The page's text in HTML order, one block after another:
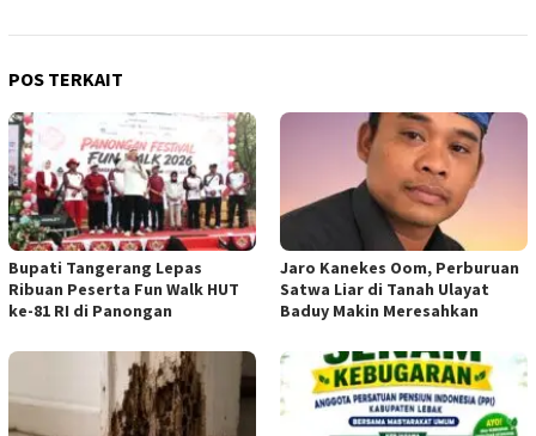
POS TERKAIT
Bupati Tangerang Lepas
Ribuan Peserta Fun Walk HUT
ke-81 RI di Panongan
Jaro Kanekes Oom, Perburuan
Satwa Liar di Tanah Ulayat
Baduy Makin Meresahkan